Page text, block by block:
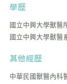
學歷
國立中興大學獸醫
國立中興大學獸醫
其他經歷
中華民國獸醫內科